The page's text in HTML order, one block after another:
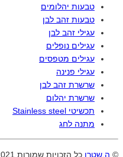
טבעות יהלומים
טבעות זהב לבן
עגילי זהב לבן
עגילים נופלים
עגילים מטפסים
עגילי פנינה
שרשרת זהב לבן
שרשרת יהלום
תכשיטי Stainless steel
מתנה לחג
© ה.שטרן כל הזכויות שמורות 2021 |